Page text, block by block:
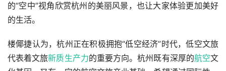
的“空中”视角欣赏杭州的美丽风景，也让大家体验更加美好
的生活。
楼倻捷认为，杭州正在积极拥抱“低空经济”时代，低空文旅
代表着文旅新质生产力的重要方向。杭州既有深厚的航空文